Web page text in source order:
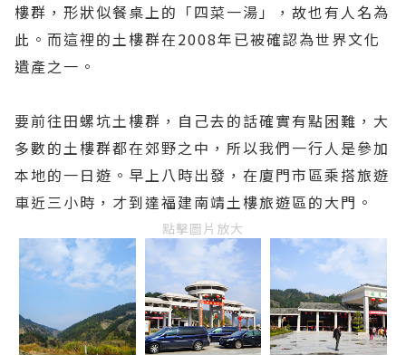
樓群，形狀似餐桌上的「四菜一湯」，故也有人名為
此。而這裡的土樓群在2008年已被確認為世界文化
遺產之一。
要前往田螺坑土樓群，自己去的話確實有點困難，大
多數的土樓群都在郊野之中，所以我們一行人是參加
本地的一日遊。早上八時出發，在廈門市區乘搭旅遊
車近三小時，才到達福建南靖土樓旅遊區的大門。
點擊圖片放大